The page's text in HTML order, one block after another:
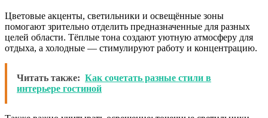
Цветовые акценты, светильники и освещённые зоны
помогают зрительно отделить предназначенные для разных
целей области. Тёплые тона создают уютную атмосферу для
отдыха, а холодные — стимулируют работу и концентрацию.
Читать также: Как сочетать разные стили в
интерьере гостиной